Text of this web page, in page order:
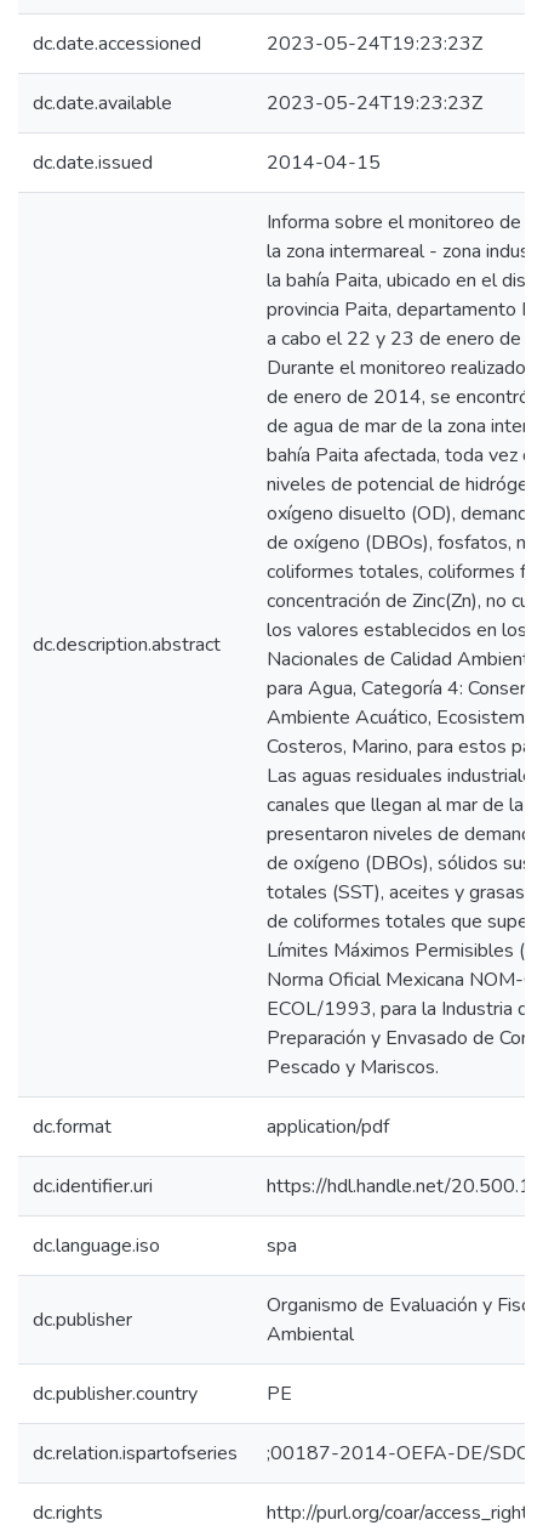
dc.date.accessioned 2023-05-24T19:23:23Z
dc.date.available 2023-05-24T19:23:23Z
dc.date.issued 2014-04-15
dc.description.abstract
Informa sobre el monitoreo de
la zona intermareal - zona
la bahía Paita, ubicado en el
provincia Paita, departamento
a cabo el 22 y 23 de enero de
Durante el monitoreo realizado
de enero de 2014, se encontró
de agua de mar de la zona
bahía Paita afectada, toda vez
niveles de potencial de
oxígeno disuelto (OD), demanda
de oxígeno (DBOs), fosfatos,
coliformes totales, coliformes
concentración de Zinc(Zn), no
los valores establecidos en los
Nacionales de Calidad
para Agua, Categoría 4:
Ambiente Acuático,
Costeros, Marino, para estos
Las aguas residuales
canales que llegan al mar de la
presentaron niveles de
de oxígeno (DBOs), sólidos
totales (SST), aceites y grasas,
de coliformes totales que
Límites Máximos Permisibles
Norma Oficial Mexicana NOM-
ECOL/1993, para la Industria de
Preparación y Envasado de
Pescado y Mariscos.
dc.format application/pdf
dc.identifier.uri https://hdl.handle.net/
dc.language.iso spa
dc.publisher
Organismo de Evaluación y
Ambiental
dc.publisher.country PE
dc.relation.ispartofseries ;00187-2014-OEFA-DE/SDCA
dc.rights http://purl.org/coar/access_right/